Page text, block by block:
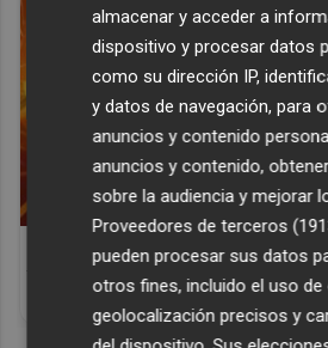
Corepunk MMORPG
Un verdadero MMORPG de
¡Cómo los de antes, pero
almacenar y acceder a
dispositivo y procesar datos
como su dirección IP,
y datos de navegación, para
anuncios y contenido
anuncios y contenido,
sobre la audiencia y mejorar
Proveedores de terceros
pueden procesar sus datos
otros fines, incluido el uso de
geolocalización precisos y